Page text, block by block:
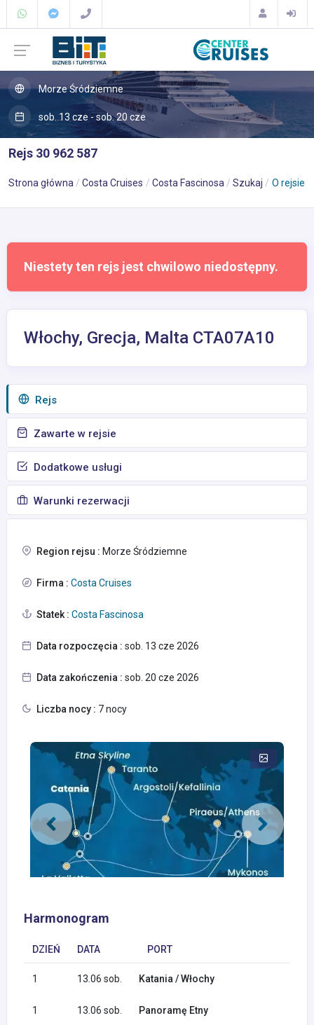
Morze Śródziemne
sob. 13 cze - sob. 20 cze
Rejs 30 962 587
Strona główna Costa Cruises Costa Fascinosa Szukaj O rejsie
Niestety ten rejs jest chwilowo niedostępny.
Włochy, Grecja, Malta CTA07A10
Rejs
Zawarte w rejsie
Dodatkowe usługi
Warunki rezerwacji
Region rejsu : Morze Śródziemne
Firma : Costa Cruises
Statek : Costa Fascinosa
Data rozpoczęcia : sob. 13 cze 2026
Data zakończenia : sob. 20 cze 2026
Liczba nocy : 7 nocy
Harmonogram
DZIEŃ DATA PORT
1 13.06 sob. Katania / Włochy
1 13.06 sob. Panoramę Etny